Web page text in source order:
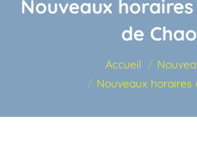
Nouveaux
de
Accueil
Nouveaux horaires